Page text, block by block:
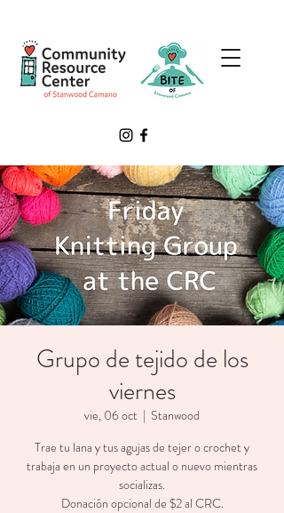
Grupo de tejido de los
viernes
vie, 06 oct
  |
Stanwood
Trae tu lana y tus agujas de tejer o crochet y
trabaja en un proyecto actual o nuevo mientras
socializas.
Donación opcional de $2 al CRC.